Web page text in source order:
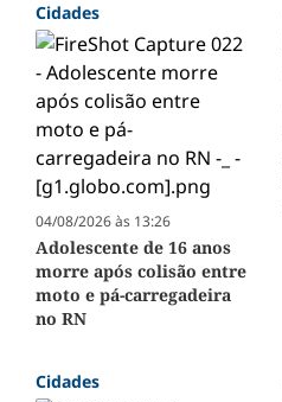
Cidades
04/08/2026 às 13:26
Adolescente de 16 anos
morre após colisão entre
moto e pá-carregadeira
no RN
Cidades